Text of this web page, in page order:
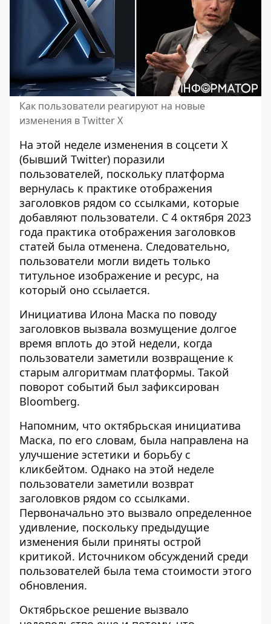
Как пользователи реагируют на новые
изменения в Twitter X
На этой неделе изменения в соцсети X
(бывший Twitter) поразили
пользователей, поскольку платформа
вернулась к практике отображения
заголовков рядом со ссылками, которые
добавляют пользователи. С 4 октября 2023
года практика отображения заголовков
статей была отменена. Следовательно,
пользователи могли видеть только
титульное изображение и ресурс, на
который оно ссылается.
Инициатива Илона Маска по поводу
заголовков вызвала возмущение долгое
время вплоть до этой недели, когда
пользователи заметили возвращение к
старым алгоритмам платформы. Такой
поворот событий был зафиксирован
Bloomberg.
Напомним, что октябрьская инициатива
Маска, по его словам, была направлена ​​на
улучшение эстетики и борьбу с
кликбейтом. Однако на этой неделе
пользователи заметили возврат
заголовков рядом со ссылками.
Первоначально это вызвало определенное
удивление, поскольку предыдущие
изменения были приняты острой
критикой. Источником обсуждений среди
пользователей была тема стоимости этого
обновления.
Октябрьское решение вызвало